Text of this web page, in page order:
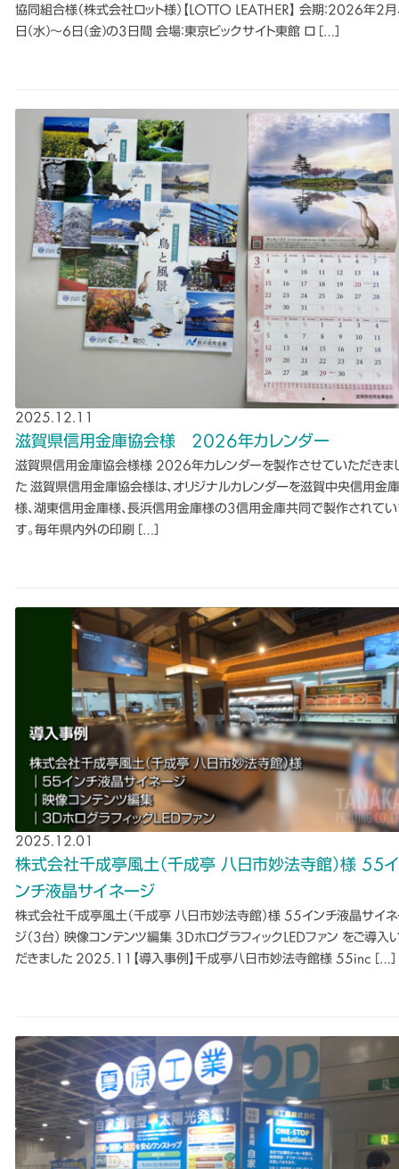
協同組合様（株式会社ロット様）【LOTTO LEATHER】 会期：2026年2
日(水)〜6日(金)の3日間 会場：東京ビックサイト東館 ロ […]
2025.12.11
滋賀県信用金庫協会様 2026年カレンダー
滋賀県信用金庫協会様様 2026年カレンダーを製作させていただきま
た 滋賀県信用金庫協会様は、オリジナルカレンダーを滋賀中央信用金庫
様、湖東信用金庫様、長浜信用金庫様の3信用金庫共同で製作されてい
す。毎年県内外の印刷 […]
2025.12.01
株式会社千成亭風土（千成亭 八日市妙法寺館）様 55イ
ンチ液晶サイネージ
株式会社千成亭風土（千成亭 八日市妙法寺館）様 55インチ液晶サイ
ジ（3台） 映像コンテンツ編集 3DホログラフィックLEDファン をご導入
だきました 2025.11【導入事例】千成亭八日市妙法寺館様 55inc […]